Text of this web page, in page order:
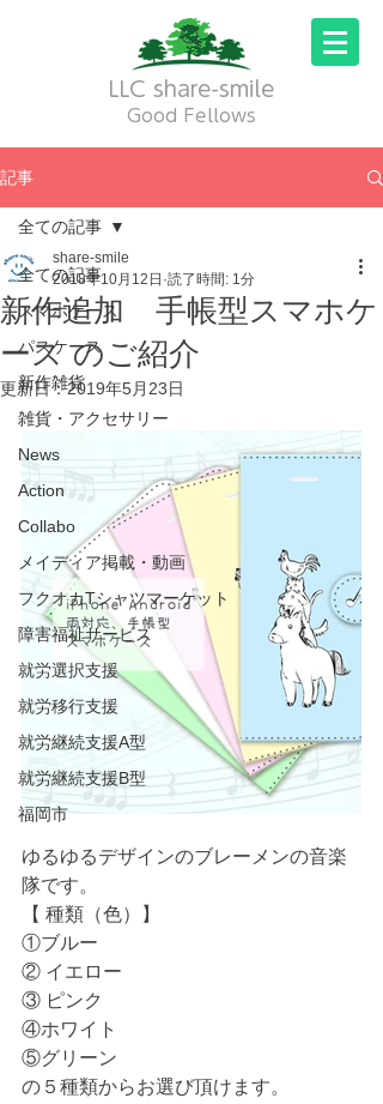
LLC share-smile
Good Fellows
記事
全ての記事
スマホケース
パスケース
新作雑貨
雑貨・アクセサリー
News
Action
Collabo
メイディア掲載・動画
フクオカTシャツマーケット
障害福祉サービス
就労選択支援
就労移行支援
就労継続支援A型
就労継続支援B型
福岡市
全ての記事
新作追加 手帳型スマホケ
ース のご紹介
share-smile
2018年10月12日 読了時間: 1分
更新日：2019年5月23日
ゆるゆるデザインのブレーメンの音楽
隊です。
【 種類（色）】
①ブルー
② イエロー
③ ピンク
④ホワイト
⑤グリーン
の５種類からお選び頂けます。